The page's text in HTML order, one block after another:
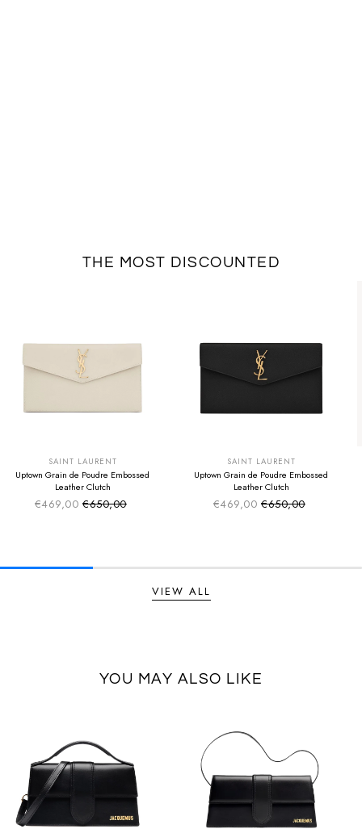
THE MOST DISCOUNTED
SAINT LAURENT
Uptown Grain de Poudre Embossed
Leather Clutch
€469,00 Sale price
Regular price
€650,00
SAINT LAURENT
Uptown Grain de Poudre Embossed
Leather Clutch
€469,00 Sale price
Regular price
€650,00
VIEW ALL
YOU MAY ALSO LIKE